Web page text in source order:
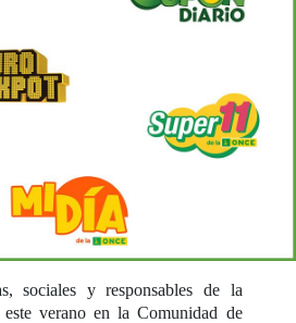
sociales y responsables de la
verano en la Comunidad de